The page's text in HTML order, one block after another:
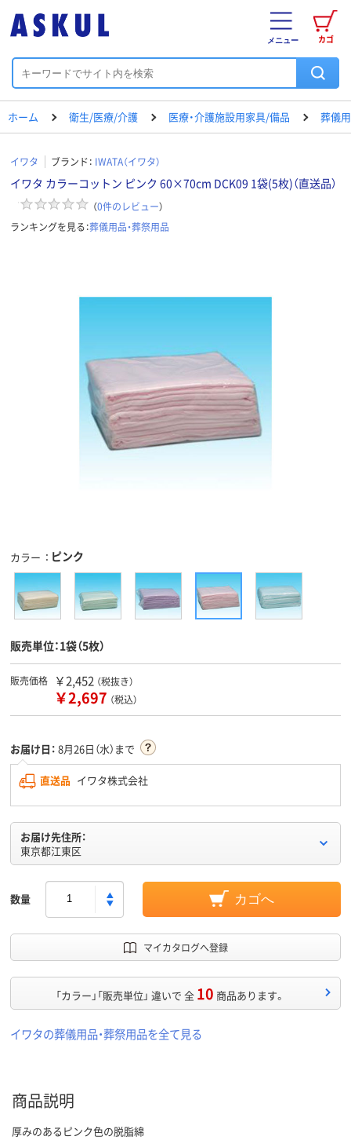
カゴ
メニュー
ホーム 衛生/医療/介護 医療・介護施設用家具/備品 葬儀
イワタ ブランド： IWATA（イワタ）
イワタ カラーコットン ピンク 60×70cm DCK09 1袋(5枚)（直送品）
（0件のレビュー）
ランキングを見る：葬儀用品・葬祭用品
カラー ピンク
販売単位：1袋（5枚）
販売価格 ￥2,452 （税抜き）
￥2,697 （税込）
お届け日： 8月26日（水）まで
直送品 イワタ株式会社
お届け先住所：
東京都江東区
数量 カゴへ
マイカタログへ登録
「カラー」「販売単位」 違いで 全 10 商品あります。
イワタの葬儀用品・葬祭用品を全て見る
商品説明
厚みのあるピンク色の脱脂綿